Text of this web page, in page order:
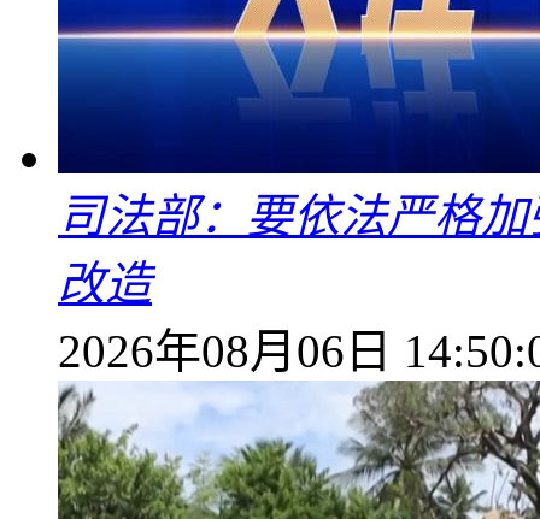
司法部：要依法严格
改造
2026年08月06日